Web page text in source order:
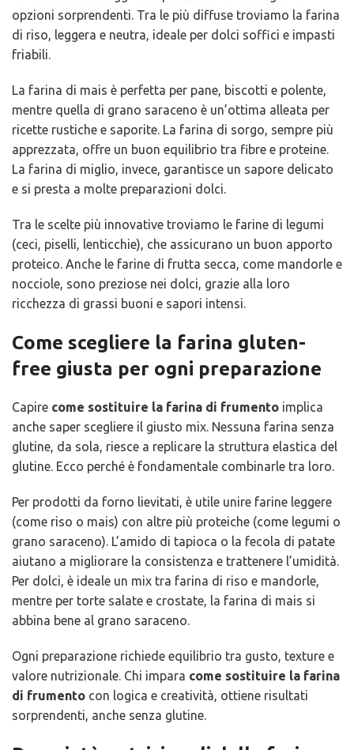
opzioni sorprendenti. Tra le più diffuse troviamo la farina
di riso, leggera e neutra, ideale per dolci soffici e impasti
friabili.
La farina di mais è perfetta per pane, biscotti e polente,
mentre quella di grano saraceno è un’ottima alleata per
ricette rustiche e saporite. La farina di sorgo, sempre più
apprezzata, offre un buon equilibrio tra fibre e proteine.
La farina di miglio, invece, garantisce un sapore delicato
e si presta a molte preparazioni dolci.
Tra le scelte più innovative troviamo le farine di legumi
(ceci, piselli, lenticchie), che assicurano un buon apporto
proteico. Anche le farine di frutta secca, come mandorle e
nocciole, sono preziose nei dolci, grazie alla loro
ricchezza di grassi buoni e sapori intensi.
Come scegliere la farina gluten-
free giusta per ogni preparazione
Capire come sostituire la farina di frumento implica
anche saper scegliere il giusto mix. Nessuna farina senza
glutine, da sola, riesce a replicare la struttura elastica del
glutine. Ecco perché è fondamentale combinarle tra loro.
Per prodotti da forno lievitati, è utile unire farine leggere
(come riso o mais) con altre più proteiche (come legumi o
grano saraceno). L’amido di tapioca o la fecola di patate
aiutano a migliorare la consistenza e trattenere l’umidità.
Per dolci, è ideale un mix tra farina di riso e mandorle,
mentre per torte salate e crostate, la farina di mais si
abbina bene al grano saraceno.
Ogni preparazione richiede equilibrio tra gusto, texture e
valore nutrizionale. Chi impara come sostituire la farina
di frumento con logica e creatività, ottiene risultati
sorprendenti, anche senza glutine.